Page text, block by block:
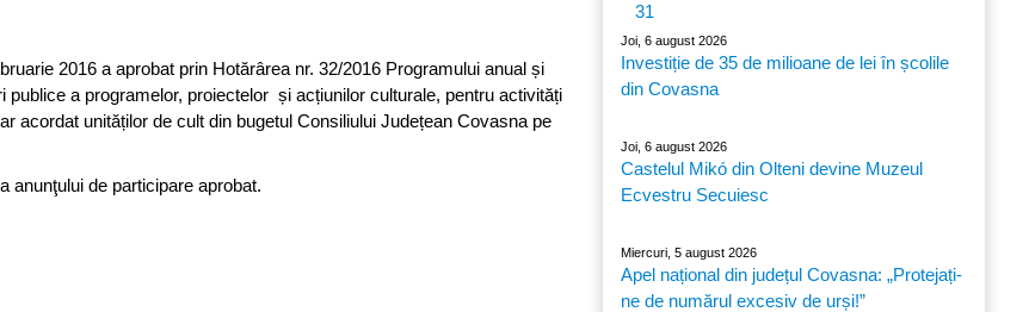
2016 a aprobat prin Hotărârea nr. 32/2016 Programului anual și
a programelor, proiectelor și acțiunilor culturale, pentru activități
acordat unităților de cult din bugetul Consiliului Județean Covasna pe
anunţului de participare aprobat.
31
Joi, 6 august 2026
Investiție de 35 de milioane de lei în școlile
din Covasna
Joi, 6 august 2026
Castelul Mikó din Olteni devine Muzeul
Ecvestru Secuiesc
Miercuri, 5 august 2026
Apel național din județul Covasna: „Protejați-
ne de numărul excesiv de urși!”